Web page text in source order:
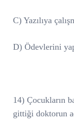
C) Yazılıya
D) Ödevlerini
14) Çocukların
gittiği doktorun